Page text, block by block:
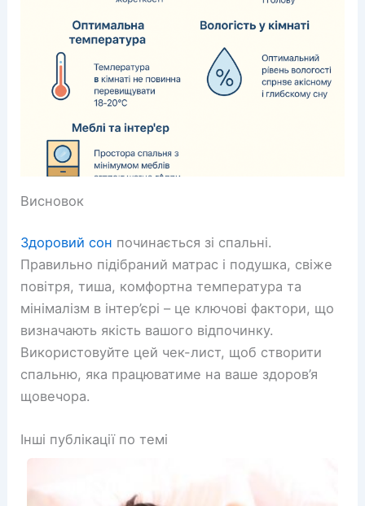
Висновок
Здоровий сон починається зі спальні.
Правильно підібраний матрас і подушка, свіже
повітря, тиша, комфортна температура та
мінімалізм в інтер’єрі – це ключові фактори, що
визначають якість вашого відпочинку.
Використовуйте цей чек-лист, щоб створити
спальню, яка працюватиме на ваше здоров’я
щовечора.
Інші публікації по темі